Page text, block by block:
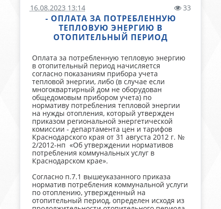
16.08.2023 13:14 33
- ОПЛАТА ЗА ПОТРЕБЛЕННУЮ
ТЕПЛОВУЮ ЭНЕРГИЮ В
ОТОПИТЕЛЬНЫЙ ПЕРИОД
Оплата за потребленную тепловую энергию
в отопительный период начисляется
согласно показаниям прибора учета
тепловой энергии, либо (в случае если
многоквартирный дом не оборудован
общедомовым прибором учета) по
нормативу потребления тепловой энергии
на нужды отопления, который утвержден
приказом региональной энергетической
комиссии - департамента цен и тарифов
Краснодарского края от 31 августа 2012 г. №
2/2012-нп «Об утверждении нормативов
потребления коммунальных услуг в
Краснодарском крае».
Согласно п.7.1 вышеуказанного приказа
норматив потребления коммунальной услуги
по отоплению, утвержденный на
отопительный период, определен исходя из